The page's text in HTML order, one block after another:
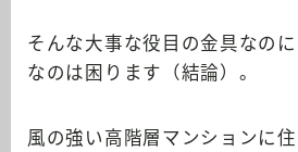
そんな大事な役目の金具なの
なのは困ります（結論）。
風の強い高階層マンションに